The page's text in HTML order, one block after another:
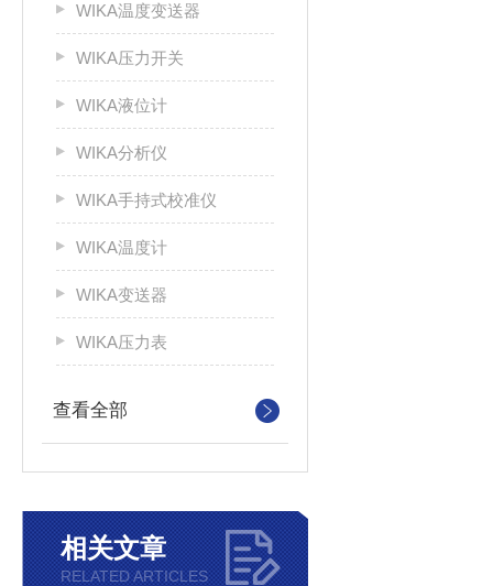
WIKA温度变送器
WIKA压力开关
WIKA液位计
WIKA分析仪
WIKA手持式校准仪
WIKA温度计
WIKA变送器
WIKA压力表
查看全部
相关文章
RELATED ARTICLES